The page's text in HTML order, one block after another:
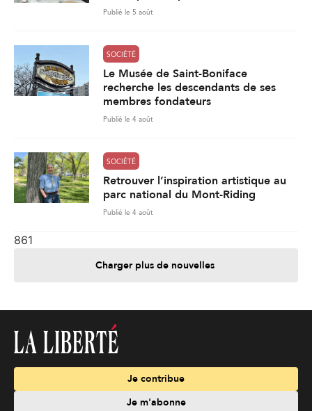
Publié le 5 août
SOCIÉTÉ
Le Musée de Saint-Boniface
recherche les descendants de ses
membres fondateurs
Publié le 4 août
SOCIÉTÉ
Retrouver l’inspiration artistique au
parc national du Mont-Riding
Publié le 4 août
861
Charger plus de nouvelles
Je contribue
Je m'abonne